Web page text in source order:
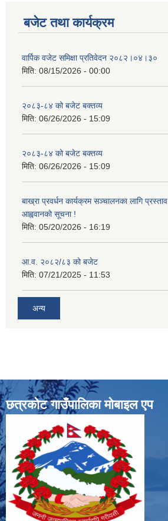
बजेट तथा कार्यक्रम
वार्पिक वजेट समिक्षा प्रतिवेदन २०८२।०४।३०
मिति: 08/15/2026 - 00:00
२०८३-८४ को बजेट बक्तव्य
मिति: 06/26/2026 - 15:09
२०८३-८४ को बजेट बक्तव्य
मिति: 06/26/2026 - 15:09
बाख्रा प्रवर्धन कार्यक्रम सञ्चालनका लागि प्रस्ताव
आह्ववानको सूचना !
मिति: 05/20/2026 - 16:19
आ.व. २०८२/८३ को बजेट
मिति: 07/21/2025 - 11:53
अन्य
छत्रकोट गाउँपालिका मोबाइल एप